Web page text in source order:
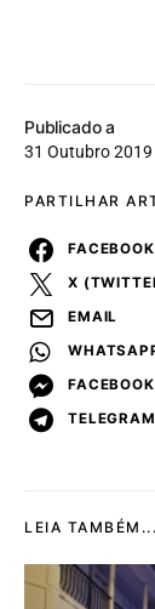
Publicado a
31 Outubro 2019
PARTILHAR
FACEBOOK
X
EMAIL
TELEGRAM
LEIA TAMBÉM...